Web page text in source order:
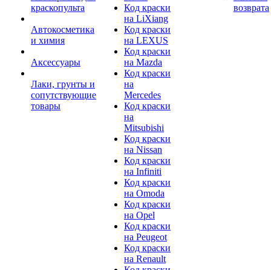
краскопульта
Автокосметика
и химия
Аксессуары
Лаки, грунты и
сопутствующие
товары
Код краски
на LiXiang
Код краски
на LEXUS
Код краски
на Mazda
Код краски
на
Mercedes
Код краски
на
Mitsubishi
Код краски
на Nissan
Код краски
на Infiniti
Код краски
на Omoda
Код краски
на Opel
Код краски
на Peugeot
Код краски
на Renault
возврата